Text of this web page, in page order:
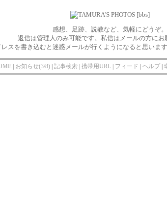
感想、足跡、説教など、気軽にどうぞ。
返信は管理人のみ可能です。私信はメールの方にお
スを書き込むと迷惑メールが行くようになると思いま
| お知らせ(3/8) | 記事検索 | 携帯用URL | フィード | ヘルプ |